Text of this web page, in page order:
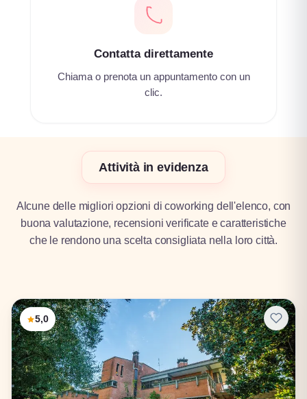
Contatta direttamente
Chiama o prenota un appuntamento con un
clic.
Attività in evidenza
Alcune delle migliori opzioni di coworking dell'elenco, con
buona valutazione, recensioni verificate e caratteristiche
che le rendono una scelta consigliata nella loro città.
5,0